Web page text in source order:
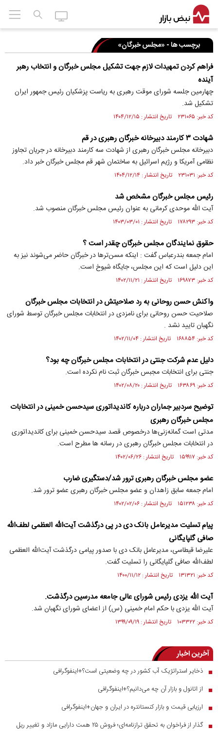
برچسب ها - «مجلس خبرگان»
فراهم کردن تمهیدات لازم جهت تشکیل مجلس خبرگان و انتخاب رهبر
آینده
چهارمین جلسه شورای موقت رهبری به ریاست پزشکیان رئیس جمهور ایران
تشکیل شد.
کد خبر: ۲۳۱۰۶۵ تاریخ انتشار : ۱۴۰۴/۱۲/۱۵
شهادت ۳ کارمند دبیرخانه خبرگان رهبری در قم
دبیرخانه مجلس خبرگان رهبری از شهادت سه کارمند دبیرخانه در جریان تجاوز
نظامی آمریکا و رژیم اسرائیل به ساختمان شهر قم مجلس خبرگان خبر داد.
کد خبر: ۲۳۱۰۳۱ تاریخ انتشار : ۱۴۰۴/۱۲/۱۴
رئیس مجلس خبرگان مشخص شد
آیت الله موحدی کرمانی به عنوان رئیس مجلس خبرگان منصوب شد.
کد خبر: ۱۷۸۲۹۳ تاریخ انتشار : ۱۴۰۳/۰۳/۰۱
حقوق نمایندگان مجلس خبرگان چقدر است ؟
امام جمعه بندرعباس گفت : اینکه مسن‌تر‌ها در خبرگان حاضر می‌شوند نیز به
این دلیل است که این مجلس، جایگاه شیوخ است.
کد خبر: ۱۶۹۸۷۳ تاریخ انتشار : ۱۴۰۲/۱۱/۲۱
واکنش حسن روحانی به رد صلاحیتش در انتخابات مجلس خبرگان
صلاحیت حسن روحانی برای نامزدی در انتخابات مجلس خبرگان توسط شورای
نگهبان تایید نشد .
کد خبر: ۱۶۸۸۵۴ تاریخ انتشار : ۱۴۰۲/۱۱/۰۴
دلیل عدم شرکت جنتی در انتخابات مجلس خبرگان چه بود؟
جنتی برای انتخابات مجبس خبرگان ثبت نام نکرده است.
کد خبر: ۱۶۳۸۶۹ تاریخ انتشار : ۱۴۰۲/۰۸/۲۰
توضیح سردبیر جماران درباره کاندیداتوری سیدحسن خمینی در انتخابات
مجلس خبرگان رهبری
مدتی است گمانه‌زنی‌ها درخصوص قصد سیدحسن خمینی برای کاندیداتوری
در انتخابات مجلس خبرگان رهبری در رسانه ها مطرح است.
کد خبر: ۱۵۹۹۱۷ تاریخ انتشار : ۱۴۰۲/۰۶/۲۶
عضو مجلس خبرگان رهبری ترور شد/دستگیری ضارب
امام جمعه سابق زاهدان و عضو مجلس خبرگان رهبری عضو ترور شد.
کد خبر: ۱۵۱۲۳۸ تاریخ انتشار : ۱۴۰۲/۰۲/۰۶
پیام تسلیت مدیرعامل بانک دی در پی درگذشت آیت‌الله العظمی لطف‌الله
صافی گلپایگانی
علیرضا قیطاسی، مدیرعامل بانک دی با صدور پیامی درگذشت آیت‌الله العظمی
لطف‌الله صافی گلپایگانی را تسلیت گفت.
کد خبر: ۱۳۱۳۲۱ تاریخ انتشار : ۱۴۰۰/۱۱/۱۲
آیت الله یزدی رئیس شورای عالی جامعه مدرسین درگذشت.
آیت الله یزدی با حکم امام خمینی (س) از اعضای شورای نگهبان شد.
کد خبر: ۱۰۳۳۲۲ تاریخ انتشار : ۱۳۹۹/۰۹/۱۹
آخرین اخبار
■ ذخایر استراتژیک آب کشور در چه وضعیتی است؟+اینفوگرافی
■ از اتانول و بازار آن چه می‌دانیم؟+اینفوگرافی
■ ارزیابی قیمت و بازار کنستانتره در ایران و جهان+اینفوگرافی
■
گذار از فراخوان به تحقق ترازنامه‌ای؛ فروش ۲۵ همت دارایی مازاد و تغییر ریل